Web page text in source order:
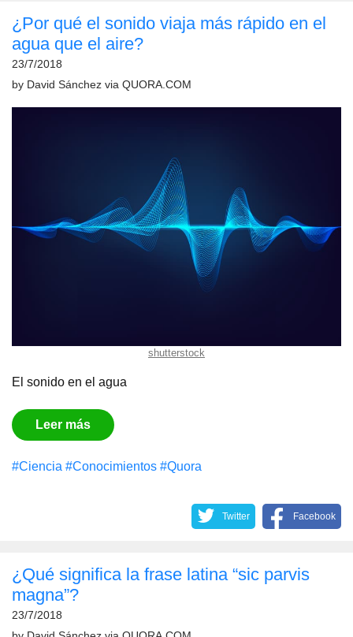
¿Por qué el sonido viaja más rápido en el
agua que el aire?
23/7/2018
by David Sánchez via QUORA.COM
shutterstock
El sonido en el agua
Leer más
#Сiencia #Conocimientos #Quora
Twitter Facebook
¿Qué significa la frase latina “sic parvis
magna”?
23/7/2018